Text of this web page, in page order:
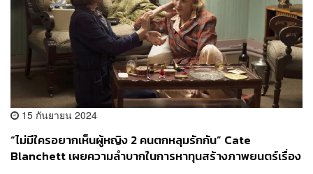
15 กันยายน 2024
“ไม่มีใครอยากเห็นผู้หญิง 2 คนตกหลุมรักกัน” Cate
Blanchett เผยความลำบากในการหาทุนสร้างภาพยนตร์เรื่อง